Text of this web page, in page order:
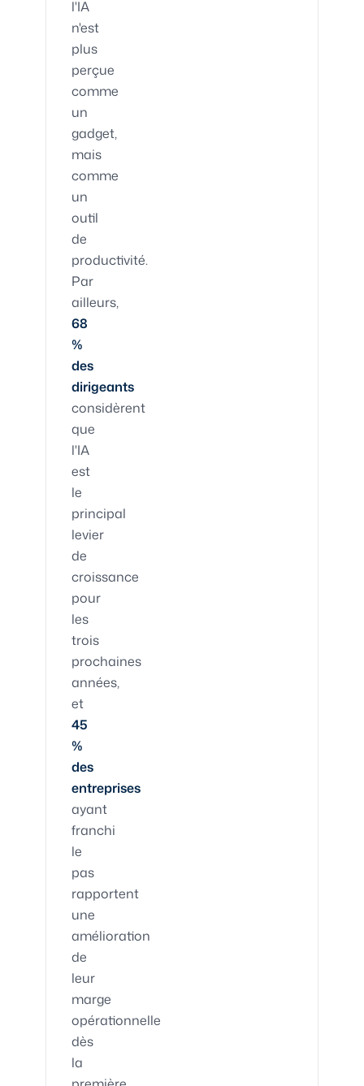
l'IA
n'est
plus
perçue
comme
un
gadget,
mais
comme
un
outil
de
productivité.
Par
ailleurs,
68
%
des
dirigeants
considèrent
que
l'IA
est
le
principal
levier
de
croissance
pour
les
trois
prochaines
années,
et
45
%
des
entreprises
ayant
franchi
le
pas
rapportent
une
amélioration
de
leur
marge
opérationnelle
dès
la